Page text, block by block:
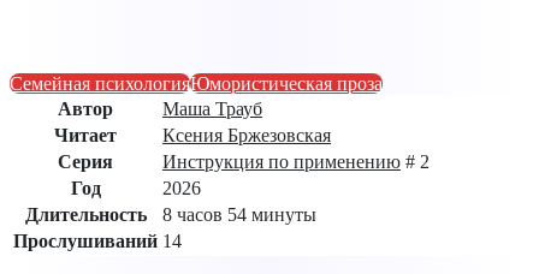
Семейная психологияЮмористическая проза
Автор
Маша Трауб
Читает
Ксения Бржезовская
Серия
Инструкция по применению # 2
Год
2026
Длительность
8 часов 54 минуты
Прослушиваний 14